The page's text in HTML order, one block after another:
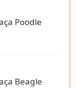
Poodle
Beagle